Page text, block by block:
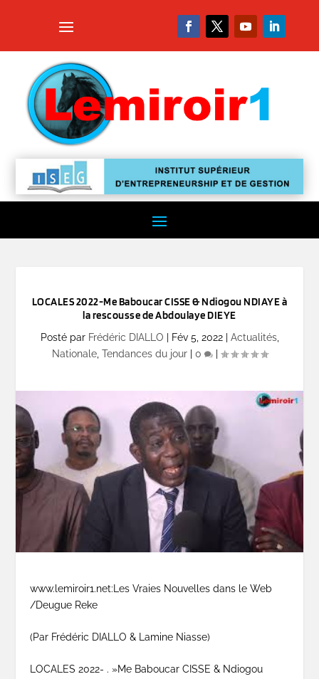
LOCALES 2022-Me Baboucar CISSE & Ndiogou NDIAYE à
la rescousse de Abdoulaye DIEYE
Posté par Frédéric DIALLO Fév 5, 2022| Actualités,
Nationale, Tendances du jour| 0 |
www.lemiroir1.net:Les Vraies Nouvelles dans le Web
/Deugue Reke
(Par Frédéric DIALLO & Lamine Niasse)
LOCALES 2022- . »Me Baboucar CISSE & Ndiogou